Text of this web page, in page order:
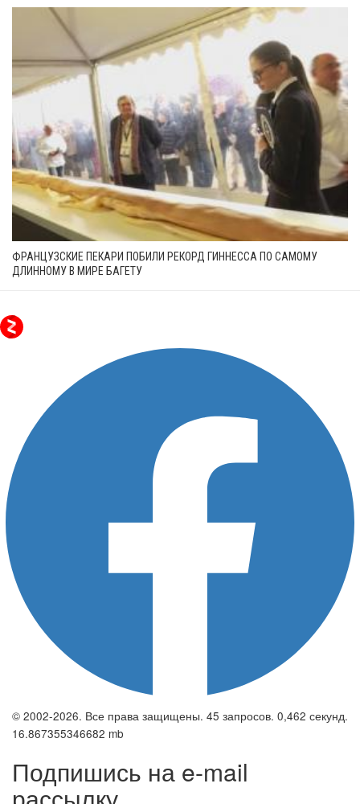
ФРАНЦУЗСКИЕ ПЕКАРИ ПОБИЛИ РЕКОРД ГИННЕССА ПО САМОМУ
ДЛИННОМУ В МИРЕ БАГЕТУ
© 2002-2026. Все права защищены. 45 запросов. 0,462 секунд.
16.867355346682 mb
Подпишись на e-mail